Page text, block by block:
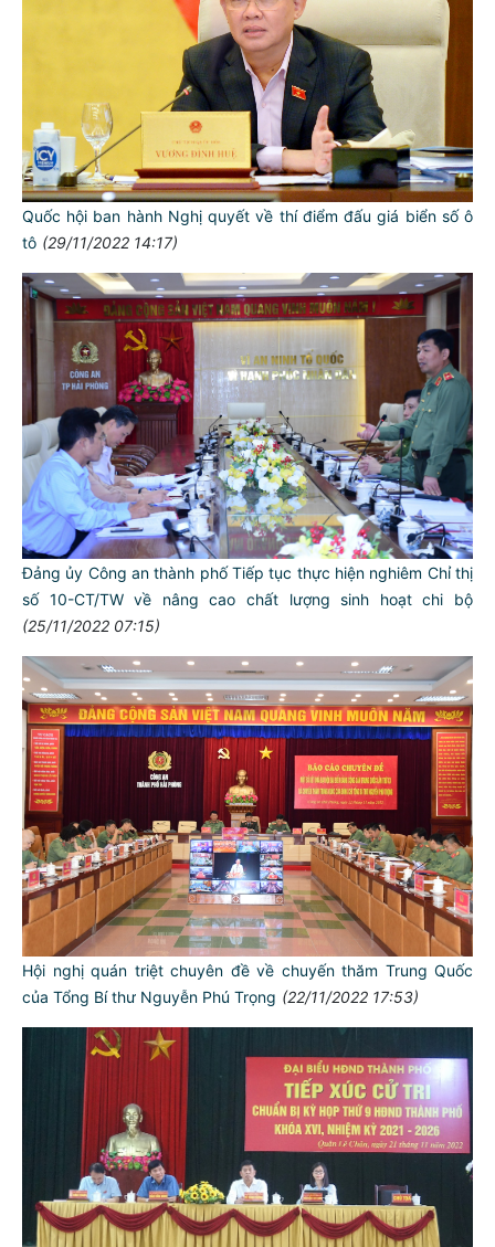
Quốc hội ban hành Nghị quyết về thí điểm đấu giá biển số ô
tô (29/11/2022 14:17)
Đảng ủy Công an thành phố Tiếp tục thực hiện nghiêm Chỉ thị
số 10-CT/TW về nâng cao chất lượng sinh hoạt chi bộ
(25/11/2022 07:15)
Hội nghị quán triệt chuyên đề về chuyến thăm Trung Quốc
của Tổng Bí thư Nguyễn Phú Trọng (22/11/2022 17:53)